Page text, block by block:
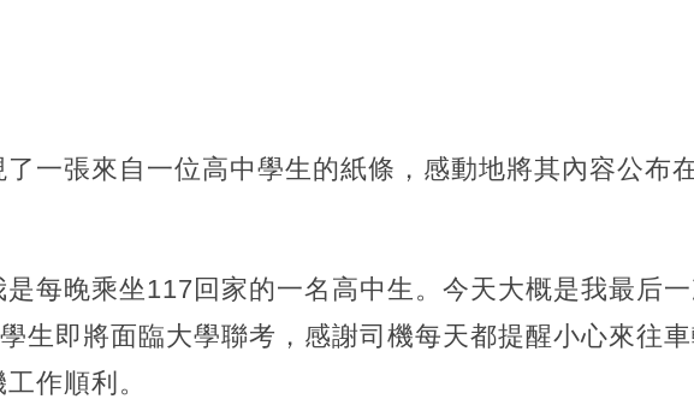
一張來自一位高中學生的紙條，感動地將其內容公布
每晚乘坐117回家的一名高中生。 今天大概是我最后
生即將面臨大學聯考，感謝司機每天都提醒小心來往車
作順利。